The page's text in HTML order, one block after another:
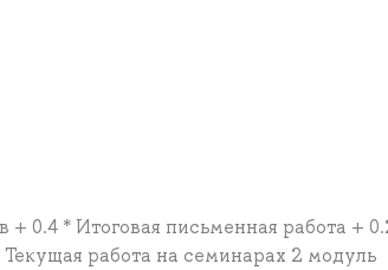
0.4 * Итоговая письменная работа +
работа на семинарах 2 модуль